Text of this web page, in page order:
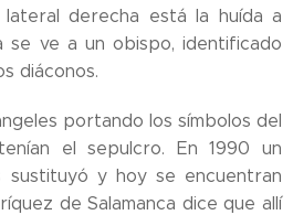
derecha está la huída a
se ve a un obispo, identificado
diáconos.
portando los símbolos del
el sepulcro. En 1990 un
sustituyó y hoy se encuentran
de Salamanca dice que allí